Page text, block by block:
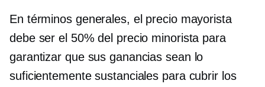
En términos generales, el precio mayorista
debe ser el 50% del precio minorista para
garantizar que sus ganancias sean lo
suficientemente sustanciales para cubrir los